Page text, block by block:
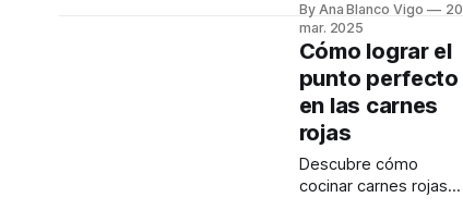
Evita los errores más
comunes y descubre
el secreto para un
resultado perfecto.
By Ana Blanco Vigo
20
mar. 2025
Cómo lograr el
punto perfecto
en las carnes
rojas
Descubre cómo
cocinar carnes rojas